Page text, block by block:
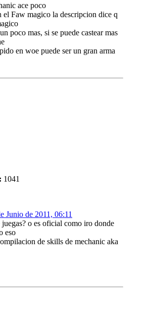
ace poco
el Faw magico la descripcion dice q
poco mas, si se puede castear mas
en woe puede ser un gran arma
1041
Junio de 2011, 06:11
juegas? o es oficial como iro donde
eso
de skills de mechanic aka